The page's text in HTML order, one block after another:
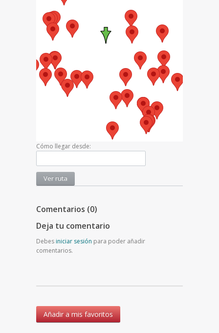
Cómo llegar desde:
Comentarios (0)
Deja tu comentario
Debesiniciar sesión para poder añadir
comentarios.
Añadir a mis favoritos